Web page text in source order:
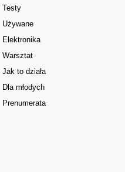
Testy
Używane
Elektronika
Warsztat
Jak to działa
Dla młodych
Prenumerata